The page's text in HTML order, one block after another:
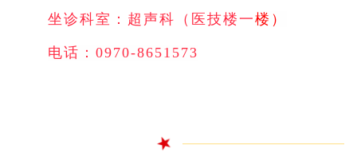
坐诊科室：超声科（医技楼一楼）
电话：0970-8651573